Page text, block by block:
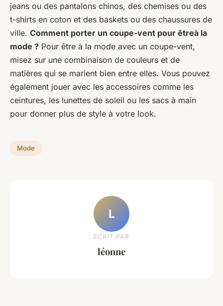
jeans ou des pantalons chinos, des chemises ou des
t-shirts en coton et des baskets ou des chaussures de
ville. Comment porter un coupe-vent pour êtreà la
mode ? Pour être à la mode avec un coupe-vent,
misez sur une combinaison de couleurs et de
matières qui se marient bien entre elles. Vous pouvez
également jouer avec les accessoires comme les
ceintures, les lunettes de soleil ou les sacs à main
pour donner plus de style à votre look.
Mode
L
ECRIT PAR
léonne